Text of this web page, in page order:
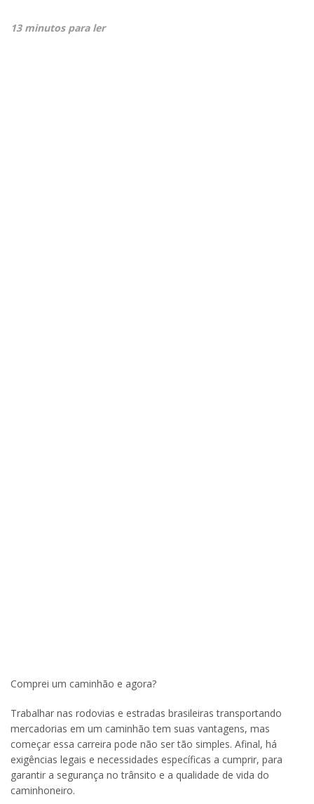
13 minutos para ler
Comprei um caminhão e agora?
Trabalhar nas rodovias e estradas brasileiras transportando
mercadorias em um caminhão tem suas vantagens, mas
começar essa carreira pode não ser tão simples. Afinal, há
exigências legais e necessidades específicas a cumprir, para
garantir a segurança no trânsito e a qualidade de vida do
caminhoneiro.